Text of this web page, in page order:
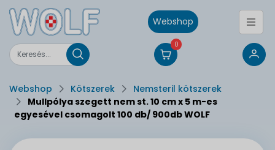
Webshop
0
Webshop Kötszerek
Nemsteril kötszerek
Mullpólya szegett nem st. 10 cm x 5 m-es
egyesével csomagolt 100 db/ 900db WOLF